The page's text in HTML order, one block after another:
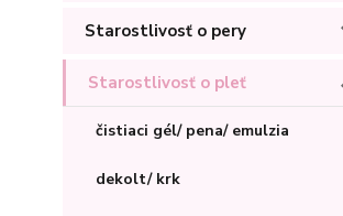
Starostlivosť o pery
Starostlivosť o pleť
čistiaci gél/ pena/ emulzia
dekolt/ krk